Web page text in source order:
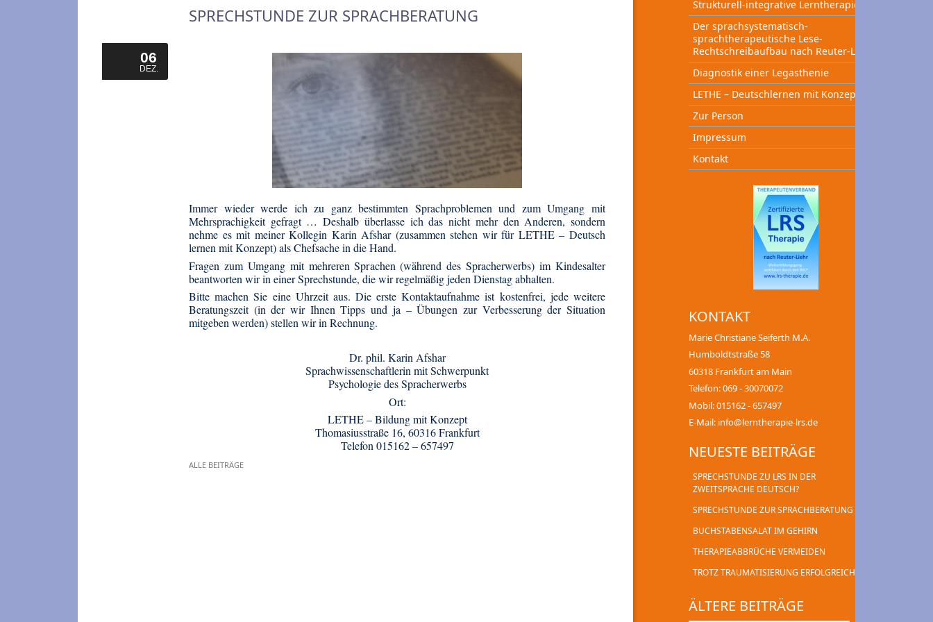
SPRECHSTUNDE ZUR SPRACHBERATUNG
06
DEZ.
Immer wieder werde ich zu ganz bestimmten Sprachproblemen und zum Umgang mit
Mehrsprachigkeit gefragt … Deshalb überlasse ich das nicht mehr den Anderen, sondern
nehme es mit meiner Kollegin Karin Afshar (zusammen stehen wir für LETHE – Deutsch
lernen mit Konzept) als Chefsache in die Hand.
Fragen zum Umgang mit mehreren Sprachen (während des Spracherwerbs) im Kindesalter
beantworten wir in einer Sprechstunde, die wir regelmäßig jeden Dienstag abhalten.
Bitte machen Sie eine Uhrzeit aus. Die erste Kontaktaufnahme ist kostenfrei, jede weitere
Beratungszeit (in der wir Ihnen Tipps und ja – Übungen zur Verbesserung der Situation
mitgeben werden) stellen wir in Rechnung.
Dr. phil. Karin Afshar
Sprachwissenschaftlerin mit Schwerpunkt
Psychologie des Spracherwerbs
Ort:
LETHE – Bildung mit Konzept
Thomasiusstraße 16, 60316 Frankfurt
Telefon 015162 – 657497
ALLE BEITRÄGE
Strukturell-integrative Lerntherapie
Der sprachsystematisch-
sprachtherapeutische Lese-
Rechtschreibaufbau nach Reuter-Liehr
Diagnostik einer Legasthenie
LETHE – Deutschlernen mit Konzept
Zur Person
Impressum
Kontakt
KONTAKT
Marie Christiane Seiferth M.A.
Humboldtstraße 58
60318 Frankfurt am Main
Telefon: 069 - 30070072
Mobil: 015162 - 657497
E-Mail: info@lerntherapie-lrs.de
NEUESTE BEITRÄGE
SPRECHSTUNDE ZU LRS IN DER
ZWEITSPRACHE DEUTSCH?
SPRECHSTUNDE ZUR SPRACHBERATUNG
BUCHSTABENSALAT IM GEHIRN
THERAPIEABBRÜCHE VERMEIDEN
TROTZ TRAUMATISIERUNG ERFOLGREICH
ÄLTERE BEITRÄGE